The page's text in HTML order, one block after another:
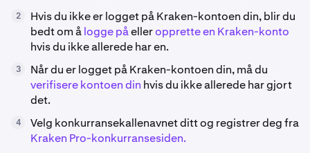
2
Hvis du ikke er logget på Kraken-kontoen din, blir du
bedt om ålogge påelleropprette en Kraken-konto
hvis du ikke allerede har en.
3
Når du er logget på Kraken-kontoen din, må du
verifisere kontoen din hvis du ikke allerede har gjort
det.
4
Velg konkurransekallenavnet ditt og registrer deg fra
Kraken Pro-konkurransesiden.